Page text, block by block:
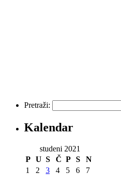
Pretraži:
Kalendar
studeni 2021
P U S Č P S
N
1
2 3 4 5 6
7